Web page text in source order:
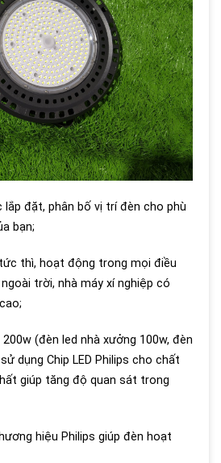
đặt, phân bố vị trí đèn cho phù
bạn;
thì, hoạt động trong mọi điều
trời, nhà máy xí nghiệp có
(đèn led nhà xưởng 100w, đèn
dụng Chip LED Philips cho chất
giúp tăng độ quan sát trong
hiệu Philips giúp đèn hoạt